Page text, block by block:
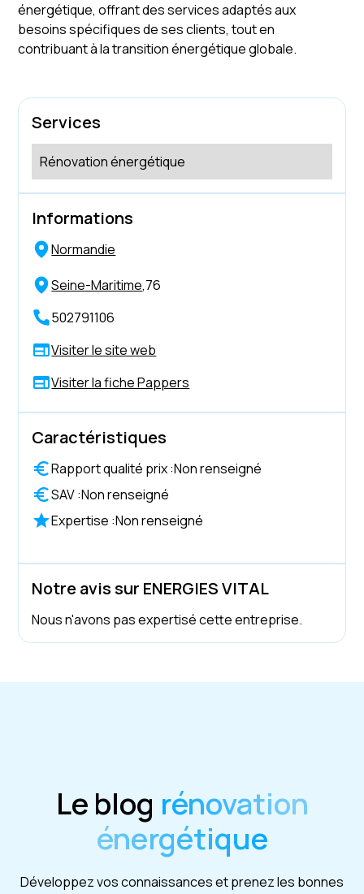
énergétique, offrant des services adaptés aux
besoins spécifiques de ses clients, tout en
contribuant à la transition énergétique globale.
Services
Rénovation énergétique
Informations
Normandie
Seine-Maritime,76
502791106
Visiter le site web
Visiter la fiche Pappers
Caractéristiques
Rapport qualité prix :Non renseigné
SAV :Non renseigné
Expertise :Non renseigné
Notre avis sur ENERGIES VITAL
Nous n'avons pas expertisé cette entreprise.
Le blog rénovation
énergétique
Développez vos connaissances et prenez les bonnes